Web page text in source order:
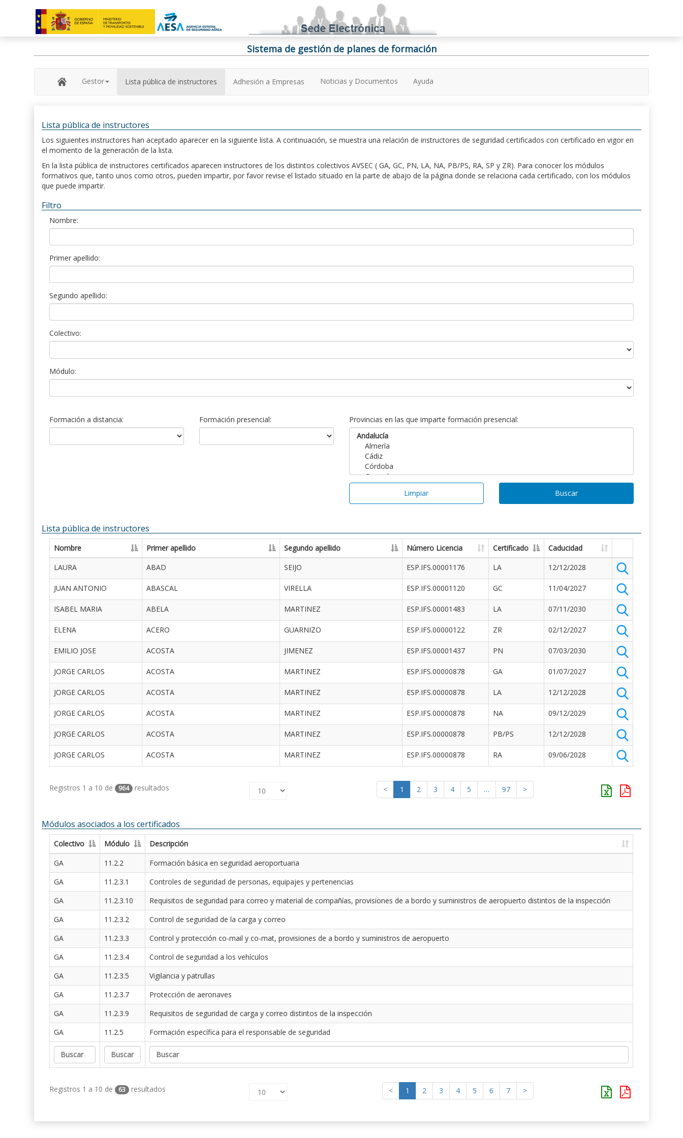
Sistema de gestión de planes de formación
Gestor Lista pública de instructores Adhesión a Empresas Noticias y Documentos Ayuda
Lista pública de instructores
Los siguientes instructores han aceptado aparecer en la siguiente lista. A continuación, se muestra una relación de instructores de seguridad certificados con certificado en vigor en
el momento de la generación de la lista.
En la lista pública de instructores certificados aparecen instructores de los distintos colectivos AVSEC ( GA, GC, PN, LA, NA, PB/PS, RA, SP y ZR). Para conocer los módulos
formativos que, tanto unos como otros, pueden impartir, por favor revise el listado situado en la parte de abajo de la página donde se relaciona cada certificado, con los módulos
que puede impartir.
Filtro
Nombre:
Primer apellido:
Segundo apellido:
Colectivo:
Módulo:
Formación a distancia: Formación presencial: Provincias en las que imparte formación presencial:
Limpiar Buscar
Lista pública de instructores
Nombre Primer apellido Segundo apellido Número Licencia Certificado
Caducidad
LAURA
ABAD SEIJO ESP.IFS.00001176 LA 12/12/2028
JUAN ANTONIO ABASCAL VIRELLA ESP.IFS.00001120 GC 11/04/2027
ISABEL MARIA ABELA MARTINEZ ESP.IFS.00001483 LA 07/11/2030
ELENA ACERO GUARNIZO ESP.IFS.00000122 ZR 02/12/2027
EMILIO JOSE ACOSTA JIMENEZ ESP.IFS.00001437 PN 07/03/2030
JORGE CARLOS ACOSTA MARTINEZ ESP.IFS.00000878 GA 01/07/2027
JORGE CARLOS ACOSTA MARTINEZ ESP.IFS.00000878 LA 12/12/2028
JORGE CARLOS ACOSTA MARTINEZ ESP.IFS.00000878 NA 09/12/2029
JORGE CARLOS ACOSTA MARTINEZ ESP.IFS.00000878 PB/PS 12/12/2028
JORGE CARLOS ACOSTA MARTINEZ ESP.IFS.00000878 RA 09/06/2028
Registros 1 a 10 de 964 resultados < 1 2 3 4 5 … 97 >
Módulos asociados a los certificados
Colectivo Módulo
Descripción
GA
11.2.2
Formación básica en seguridad aeroportuaria
GA
11.2.3.1
Controles de seguridad de personas, equipajes y pertenencias
GA
11.2.3.10
Requisitos de seguridad para correo y material de compañías, provisiones de a bordo y suministros de aeropuerto distintos de la inspección
GA
11.2.3.2
Control de seguridad de la carga y correo
GA
11.2.3.3
Control y protección co-mail y co-mat, provisiones de a bordo y suministros de aeropuerto
GA
11.2.3.4
Control de seguridad a los vehículos
GA
11.2.3.5
Vigilancia y patrullas
GA
11.2.3.7
Protección de aeronaves
GA
11.2.3.9
Requisitos de seguridad de carga y correo distintos de la inspección
GA
11.2.5 Formación específica para el responsable de seguridad
Registros 1 a 10 de 63 resultados < 1 2 3 4 5 6 7 >